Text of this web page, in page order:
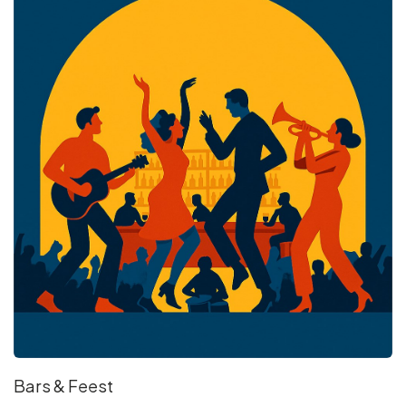
Bars & Feest